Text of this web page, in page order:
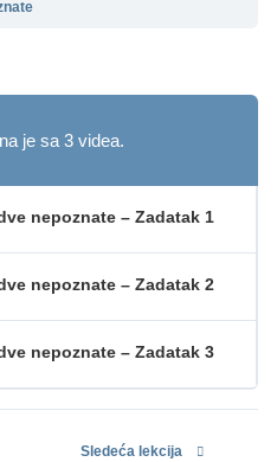
je sa 3 videa.
nepoznate – Zadatak 1
nepoznate – Zadatak 2
nepoznate – Zadatak 3
Sledeća lekcija